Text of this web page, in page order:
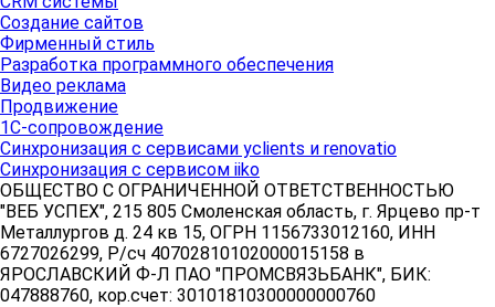
Создание сайтов
Фирменный стиль
Разработка программного обеспечения
Видео реклама
Продвижение
1С-сопровождение
Синхронизация с сервисами yclients и renovatio
Синхронизация с сервисом iiko
ОБЩЕСТВО С ОГРАНИЧЕННОЙ ОТВЕТСТВЕННОСТЬЮ
"ВЕБ УСПЕХ", 215 805 Смоленская область, г. Ярцево пр-т
Металлургов д. 24 кв 15, ОГРН 1156733012160, ИНН
6727026299, Р/сч 40702810102000015158 в
ЯРОСЛАВСКИЙ Ф-Л ПАО "ПРОМСВЯЗЬБАНК", БИК:
047888760, кор.счет: 30101810300000000760